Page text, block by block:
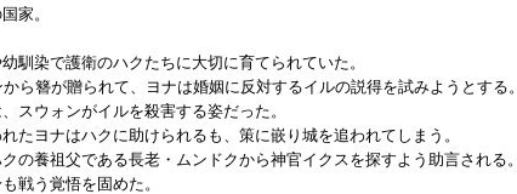
家。
馴染で護衛のハクたちに大切に育てられていた。
ら簪が贈られて、ヨナは婚姻に反対するイルの説得を試みようとする。
スウォンがイルを殺害する姿だった。
たヨナはハクに助けられるも、策に嵌り城を追われてしまう。
の養祖父である長老・ムンドクから神官イクスを探すよう助言される。
戦う覚悟を固めた。